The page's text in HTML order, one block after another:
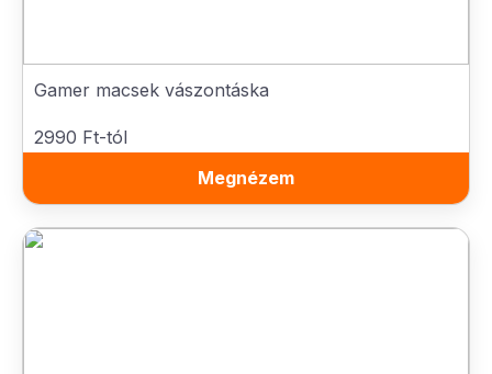
Gamer macsek vászontáska
2990 Ft-tól
Megnézem